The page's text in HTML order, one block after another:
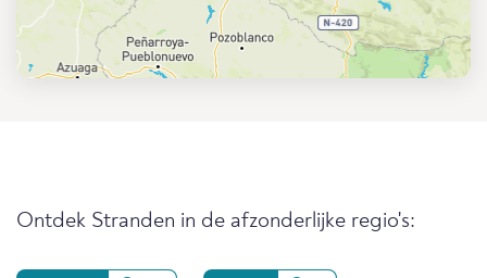
Ontdek Stranden in de afzonderlijke regio's: